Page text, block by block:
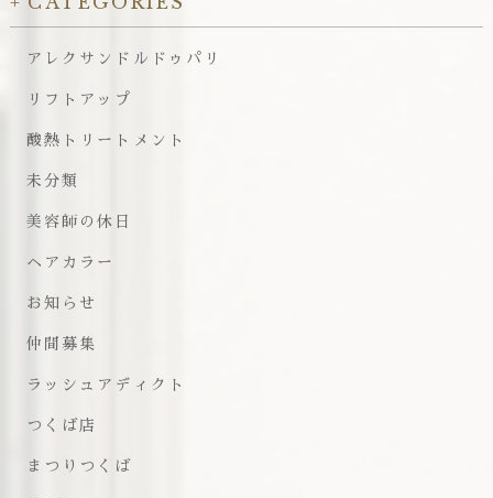
アレクサンドルドゥパリ
リフトアップ
酸熱トリートメント
未分類
美容師の休日
ヘアカラー
お知らせ
仲間募集
ラッシュアディクト
つくば店
まつりつくば